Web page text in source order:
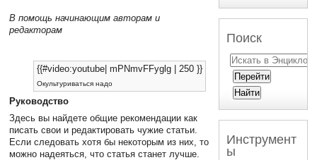
В помощь начинающим авторам и
редакторам
{{#video:youtube| mPNmvFFyglg | 250 }}
Окультуриваться надо
Руководство
Здесь вы найдете общие рекомендации как
писать свои и редактировать чужие статьи.
Если следовать хотя бы некоторым из них, то
можно надеяться, что статья станет лучше.
Поиск
Инструмент
ы